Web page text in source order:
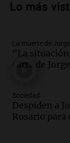
vehículos
Audio.
y cinco
un
Audio.
Rosario
Lo más
La muerte de
"La
carta de
Sociedad
Despiden a
Rosario para